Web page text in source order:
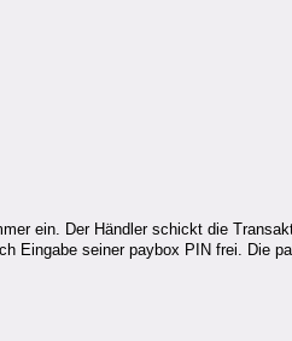
ein. Der Händler schickt die
Eingabe seiner paybox PIN frei. Die